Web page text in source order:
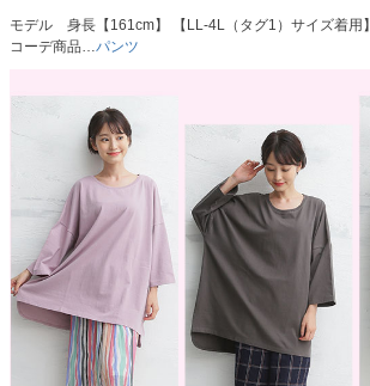
モデル 身長【161cm】 【LL-4L（タグ1）サイズ着用】
コーデ商品…パンツ